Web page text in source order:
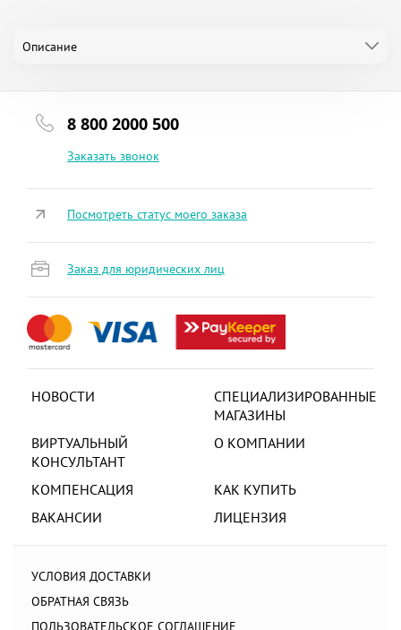
Описание
8 800 2000 500
Заказать звонок
НОВОСТИ
СПЕЦИАЛИЗИРОВАННЫЕ
МАГАЗИНЫ
ВИРТУАЛЬНЫЙ
КОНСУЛЬТАНТ
О КОМПАНИИ
КОМПЕНСАЦИЯ
КАК КУПИТЬ
ВАКАНСИИ
ЛИЦЕНЗИЯ
УСЛОВИЯ ДОСТАВКИ
ОБРАТНАЯ СВЯЗЬ
ПОЛЬЗОВАТЕЛЬСКОЕ СОГЛАШЕНИЕ
Посмотреть статус моего заказа
Заказ для юридических лиц